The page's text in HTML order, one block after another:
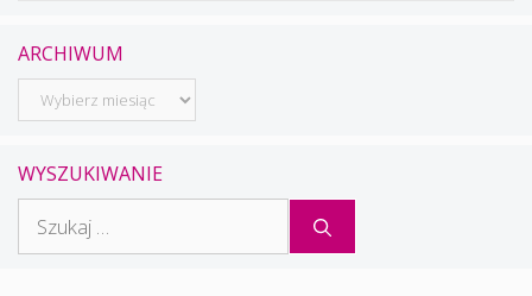
ARCHIWUM
Archiwum
WYSZUKIWANIE